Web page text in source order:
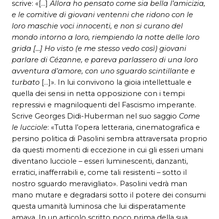
scrive: «[…]Allora ho pensato come sia bella l’amicizia,
e le comitive di giovani ventenni che ridono con le
loro maschie voci innocenti, e non si curano del
mondo intorno a loro, riempiendo la notte delle loro
grida […] Ho visto (e me stesso vedo così) giovani
parlare di Cézanne, e pareva parlassero di una loro
avventura d’amore, con uno sguardo scintillante e
turbato […]». In lui convivono la gioia intellettuale e
quella dei sensi in netta opposizione con i tempi
repressivi e magniloquenti del Fascismo imperante.
Scrive Georges Didi-Huberman nel suo saggio Come
le lucciole: «Tutta l’opera letteraria, cinematografica e
persino politica di Pasolini sembra attraversata proprio
da questi momenti di eccezione in cui gli esseri umani
diventano lucciole – esseri luminescenti, danzanti,
erratici, inafferrabili e, come tali resistenti – sotto il
nostro sguardo meravigliato». Pasolini vedrà man
mano mutare e degradarsi sotto il potere dei consumi
questa umanità luminosa che lui disperatamente